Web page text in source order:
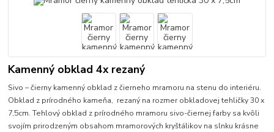
Kamenný obklad 4x rezaný
Sivo – čierny kamenný obklad z čierneho mramoru na stenu do interiéru.
Obklad z prírodného kameňa, rezaný na rozmer obkladovej tehličky 30 x
7,5cm. Tehlový obklad z prírodného mramoru sivo-čiernej farby sa kvôli
svojím prirodzeným obsahom mramorových kryštálikov na slnku krásne